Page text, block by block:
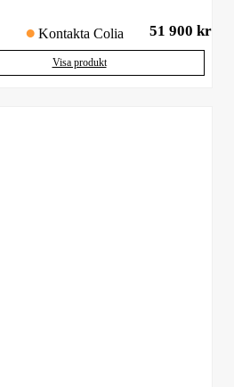
Kontakta Colia 51 900 kr
Visa produkt